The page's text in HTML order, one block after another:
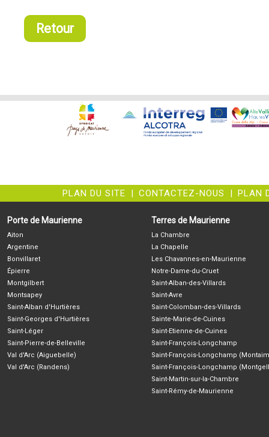
Retour
PLAN DU SITE | CONTACTEZ-NOUS | PLAN
Porte de Maurienne
Aiton
Argentine
Bonvillaret
Épierre
Montgilbert
Montsapey
Saint-Alban d'Hurtières
Saint-Georges d'Hurtières
Saint-Léger
Saint-Pierre-de-Belleville
Val d'Arc (Aiguebelle)
Val d'Arc (Randens)
Terres de Maurienne
La Chambre
La Chapelle
Les Chavannes-en-Maurienne
Notre-Dame-du-Cruet
Saint-Alban-des-Villards
Saint-Avre
Saint-Colomban-des-Villards
Sainte-Marie-de-Cuines
Saint-Etienne-de-Cuines
Saint-François-Longchamp
Saint-François-Longchamp
Saint-François-Longchamp
Saint-Martin-sur-la-Chambre
Saint-Rémy-de-Maurienne